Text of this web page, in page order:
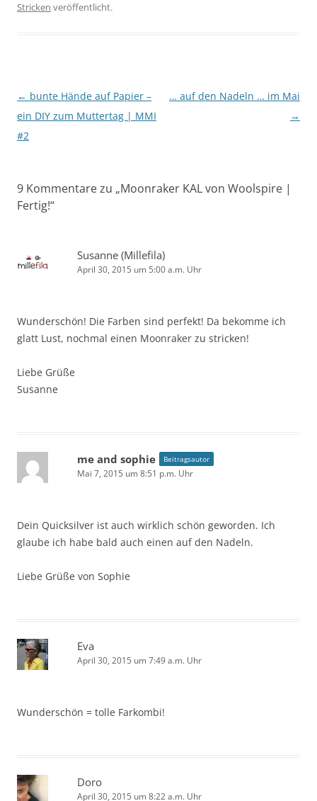
Stricken veröffentlicht.
Beitragsnavigation
← bunte Hände auf Papier –
ein DIY zum Muttertag | MMI
#2
… auf den Nadeln … im Mai
→
9 Kommentare zu „Moonraker KAL von Woolspire |
Fertig!“
Susanne (Millefila)
April 30, 2015 um 5:00 a.m. Uhr
Wunderschön! Die Farben sind perfekt! Da bekomme ich
glatt Lust, nochmal einen Moonraker zu stricken!
Liebe Grüße
Susanne
me and sophie Beitragsautor
Mai 7, 2015 um 8:51 p.m. Uhr
Dein Quicksilver ist auch wirklich schön geworden. Ich
glaube ich habe bald auch einen auf den Nadeln.
Liebe Grüße von Sophie
Eva
April 30, 2015 um 7:49 a.m. Uhr
Wunderschön = tolle Farkombi!
Doro
April 30, 2015 um 8:22 a.m. Uhr